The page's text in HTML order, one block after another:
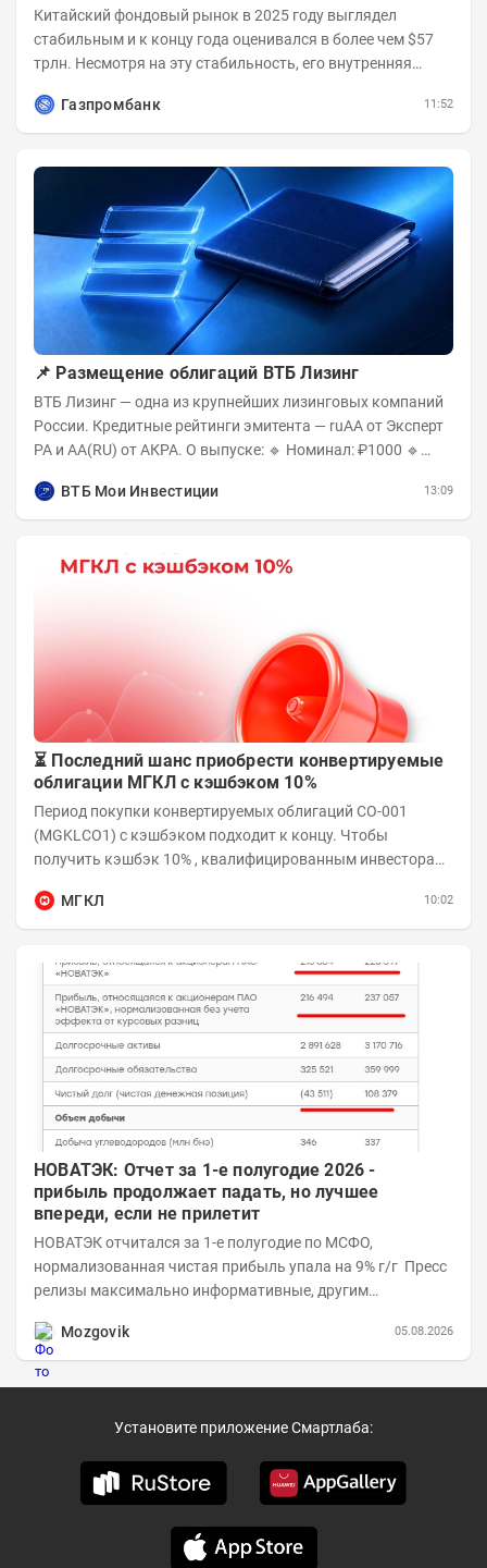
Китайский фондовый рынок в 2025 году выглядел
стабильным и к концу года оценивался в более чем $57
трлн. Несмотря на эту стабильность, его внутренняя
Газпромбанк
11:52
📌 Размещение облигаций ВТБ Лизинг
ВТБ Лизинг — одна из крупнейших лизинговых компаний
России. Кредитные рейтинги эмитента — ruAA от Эксперт
РА и AA(RU) от АКРА. О выпуске: 🔹 Номинал: ₽1000 🔹
ВТБ Мои Инвестиции
13:09
⏳ Последний шанс приобрести конвертируемые
облигации МГКЛ с кэшбэком 10%
Период покупки конвертируемых облигаций СО-001
(MGKLCO1) с кэшбэком подходит к концу. Чтобы
получить кэшбэк 10% , квалифицированным инвесторам
МГКЛ
10:02
НОВАТЭК: Отчет за 1-е полугодие 2026 -
прибыль продолжает падать, но лучшее
впереди, если не прилетит
НОВАТЭК отчитался за 1-е полугодие по МСФО,
нормализованная чистая прибыль упала на 9% г/г Пресс
релизы максимально информативные, другим
Mozgovik
05.08.2026
Установите приложение Смартлаба: